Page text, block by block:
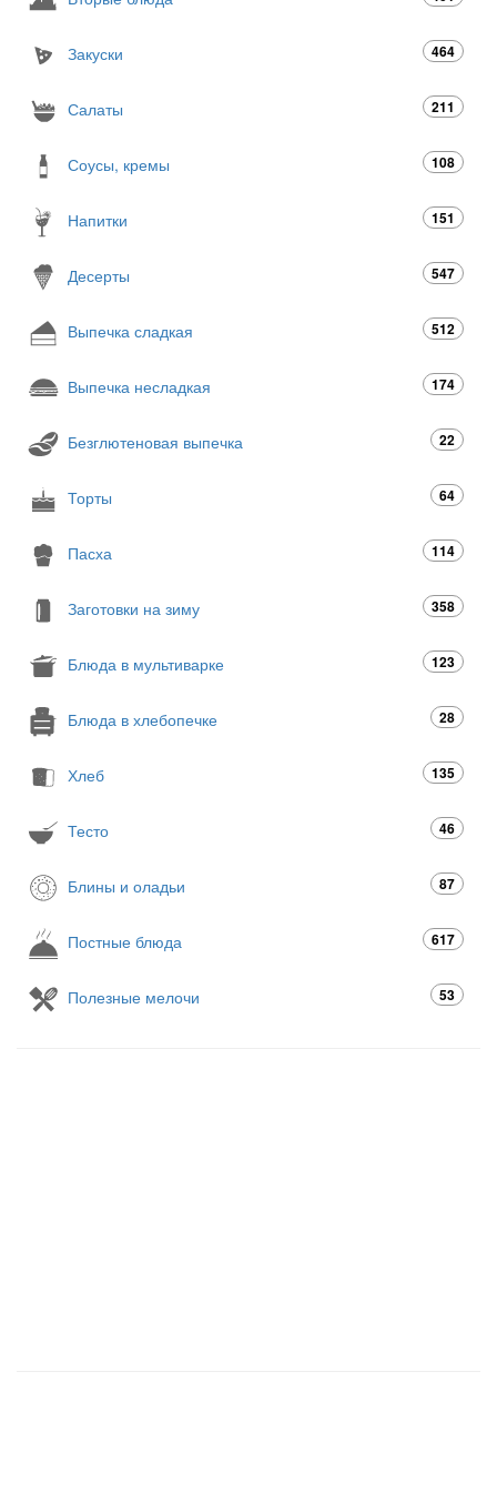
Закуски 464
Салаты 211
Соусы, кремы 108
Напитки 151
Десерты 547
Выпечка сладкая 512
Выпечка несладкая 174
Безглютеновая выпечка 22
Торты 64
Пасха 114
Заготовки на зиму 358
Блюда в мультиварке 123
Блюда в хлебопечке 28
Хлеб 135
Тесто 46
Блины и оладьи 87
Постные блюда 617
Полезные мелочи 53